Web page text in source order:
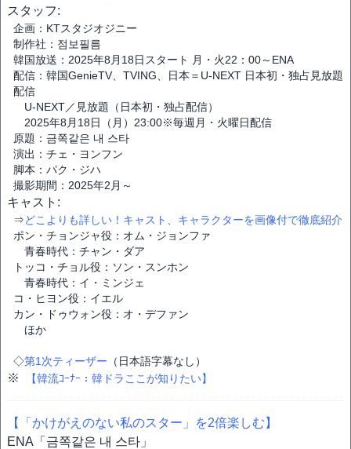
スタッフ:
企画：KTスタジオジニー
制作社：점보필름
韓国放送：2025年8月18日スタート 月・火22：00～ENA
配信：韓国GenieTV、TVING、日本＝U-NEXT 日本初・独占見放題
配信
U-NEXT／見放題（日本初・独占配信）
2025年8月18日（月）23:00※毎週月・火曜日配信
原題：금쪽같은 내 스타
演出：チェ・ヨンフン
脚本：パク・ジハ
撮影期間：2025年2月～
キャスト:
⇒どこよりも詳しい！キャスト、キャラクターを画像付で徹底紹介
ポン・チョンジャ役：オム・ジョンファ
青春時代：チャン・ダア
トッコ・チョル役：ソン・スンホン
青春時代：イ・ミンジェ
コ・ヒヨン役：イエル
カン・ドゥウォン役：オ・デファン
ほか
◇第1次ティーザー （日本語字幕なし）
※ 【韓流ｺｰﾅｰ：韓ドラここが知りたい】
【「かけがえのない私のスター」を2倍楽しむ】
ENA「금쪽같은 내 스타」